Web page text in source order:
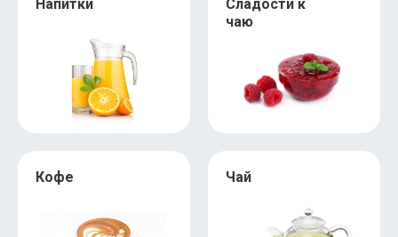
Напитки
Сладости к
чаю
Кофе Чай